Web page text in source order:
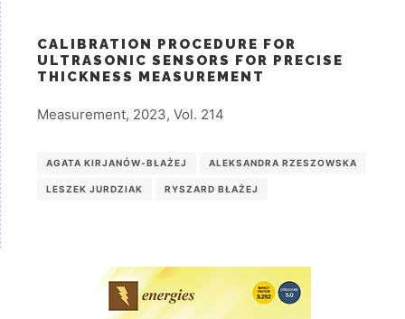
CALIBRATION PROCEDURE FOR
ULTRASONIC SENSORS FOR PRECISE
THICKNESS MEASUREMENT
Measurement, 2023, Vol. 214
AGATA KIRJANÓW-BŁAŻEJ ALEKSANDRA RZESZOWSKA
LESZEK JURDZIAK RYSZARD BŁAŻEJ